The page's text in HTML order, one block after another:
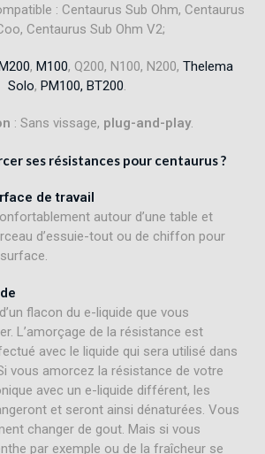
: Centaurus Sub Ohm, Centaurus
Centaurus Sub Ohm V2;
, M100, Q200, N100, N200, Thelema
Solo, PM100, BT200
: Sans vissage, plug-and-play.
ses résistances pour centaurus ?
de travail
autour d’une table et
d’essuie-tout ou de chiffon pour
flacon du e-liquide que vous
L’amorçage de la résistance est
avec le liquide qui sera utilisé dans
vous amorcez la résistance de votre
avec un e-liquide différent, les
et seront ainsi dénaturées. Vous
changer de gout. Mais si vous
par exemple ou de la fraîcheur se